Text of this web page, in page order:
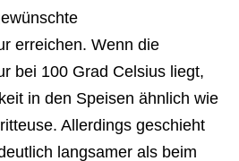
erreichen. Wenn die
bei 100 Grad Celsius liegt,
in den Speisen ähnlich wie
Allerdings geschieht
langsamer als beim